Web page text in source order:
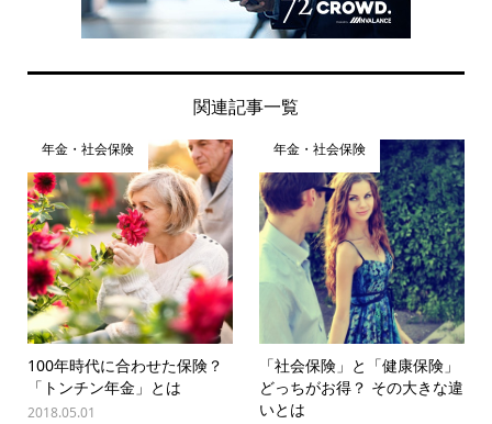
関連記事一覧
年金・社会保険
100年時代に合わせた保険？
「トンチン年金」とは
2018.05.01
年金・社会保険
「社会保険」と「健康保険」
どっちがお得？ その大きな違
いとは